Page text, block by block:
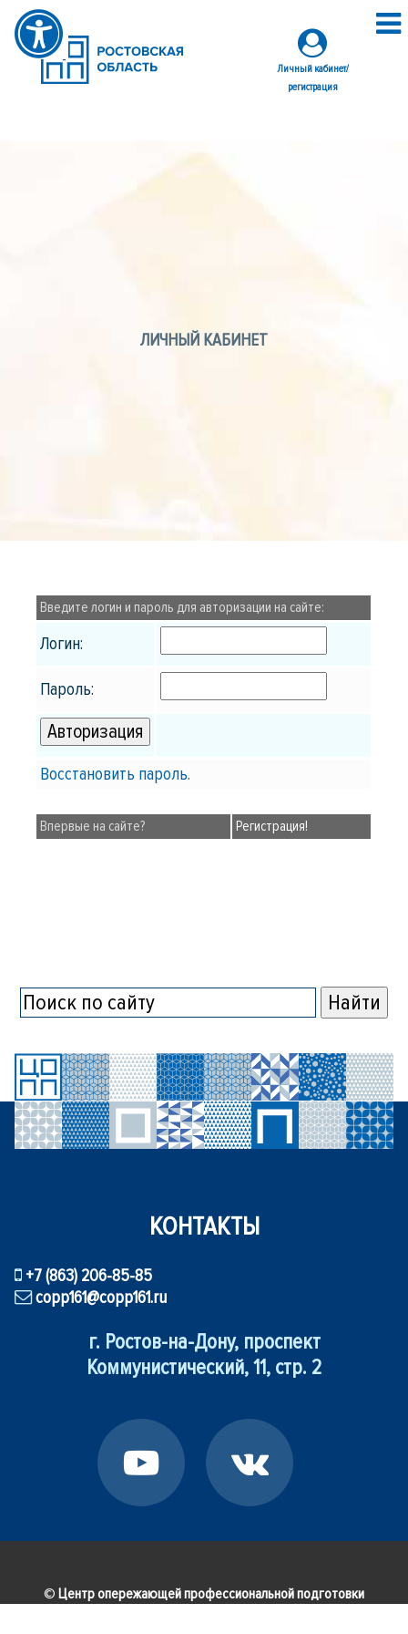
Личный кабинет/
регистрация
ЛИЧНЫЙ КАБИНЕТ
Введите логин и пароль для авторизации на сайте:
Логин:
Пароль:
Восстановить пароль.
Впервые на сайте? Регистрация!
КОНТАКТЫ
+7 (863) 206-85-85
copp161@copp161.ru
г. Ростов-на-Дону, проспект
Коммунистический, 11, стр. 2
© Центр опережающей профессиональной подготовки